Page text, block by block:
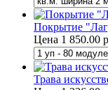
Покрытие
Цена 1 850.00
Трава